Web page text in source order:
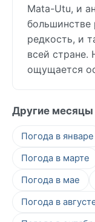
Mata-Utu, и
редкость, и
всей стране.
ощущается
Другие месяцы
Погода в январе
Погода в марте
Погода в мае
Погода в